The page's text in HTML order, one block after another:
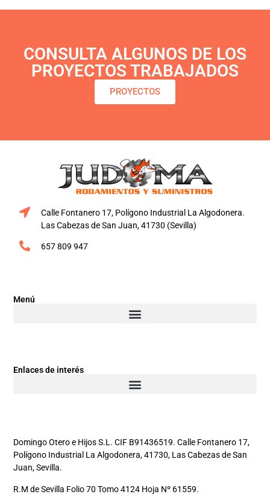
CONSULTA ALGUNOS DE LOS
PROYECTOS TRABAJADOS
PROYECTOS
Calle Fontanero 17, Polígono Industrial La Algodonera.
Las Cabezas de San Juan, 41730 (Sevilla)
657 809 947
Menú
Enlaces de interés
Domingo Otero e Hijos S.L. CIF B91436519. Calle Fontanero 17,
Polígono Industrial La Algodonera, 41730, Las Cabezas de San
Juan, Sevilla.
R.M de Sevilla Folio 70 Tomo 4124 Hoja Nº 61559.